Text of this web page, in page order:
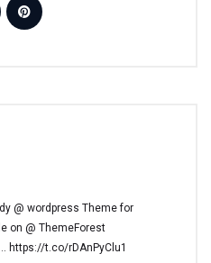
@ wordpress Theme for
on @ ThemeForest
https://t.co/rDAnPyClu1